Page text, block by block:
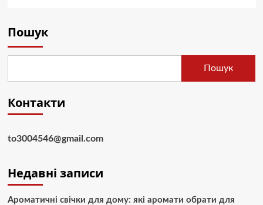
Пошук
Пошук
Контакти
to3004546@gmail.com
Недавні записи
Ароматичні свічки для дому: які аромати обрати для